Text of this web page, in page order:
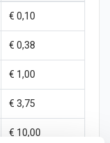
€ 0,10
€ 0,38
€ 1,00
€ 3,75
€ 10,00